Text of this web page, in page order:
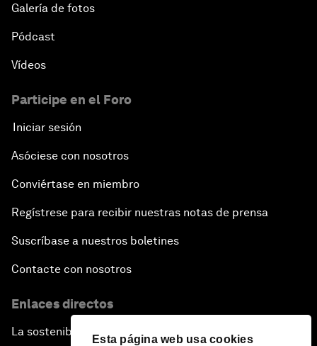
Esta página web usa cookies
Galería de fotos
Pódcast
Vídeos
Participe en el Foro
Iniciar sesión
Asóciese con nosotros
Conviértase en miembro
Regístrese para recibir nuestras notas de prensa
Suscríbase a nuestros boletines
Contacte con nosotros
Enlaces directos
La sostenibilidad en el Foro